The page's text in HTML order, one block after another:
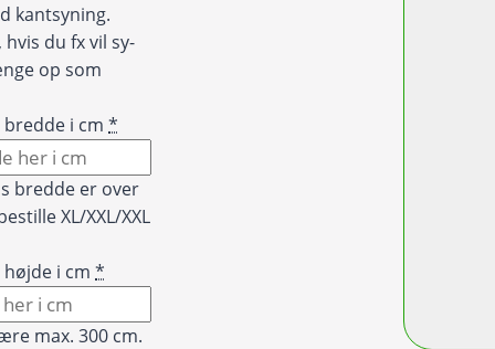
kantsyning.
du fx vil sy-
op som
i cm *
bredde er over
XL/XXL/XXL
i cm *
max. 300 cm.